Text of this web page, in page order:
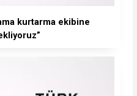
kurtarma ekibine